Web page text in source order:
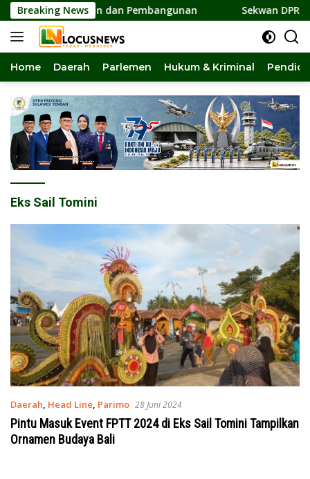
Langsung
ke
konten
Breaking News
Persatuan dan Pembangunan Sekwan DPRD
Home Daerah Parlemen Hukum & Kriminal
Eks Sail Tomini
Daerah, Head Line, Parimo 28 Juni 2024
Pintu Masuk Event FPTT 2024 di Eks Sail Tomini Tampilkan
Ornamen Budaya Bali